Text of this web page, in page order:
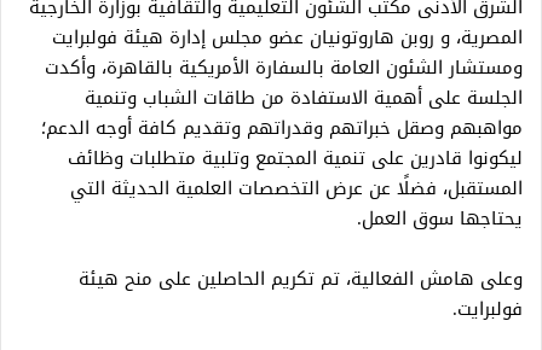
الشرق الأدنى مكتب الشئون التعليمية والثقافية بوزارة الخارجية
المصرية، و روبن هاروتونيان عضو مجلس إدارة هيئة فولبرايت
ومستشار الشئون العامة بالسفارة الأمريكية بالقاهرة، وأكدت
الجلسة على أهمية الاستفادة من طاقات الشباب وتنمية
مواهبهم وصقل خبراتهم وقدراتهم وتقديم كافة أوجه الدعم؛
ليكونوا قادرين على تنمية المجتمع وتلبية متطلبات وظائف
المستقبل، فضلًا عن عرض التخصصات العلمية الحديثة التي
يحتاجها سوق العمل.
وعلى هامش الفعالية، تم تكريم الحاصلين على منح هيئة
فولبرايت.